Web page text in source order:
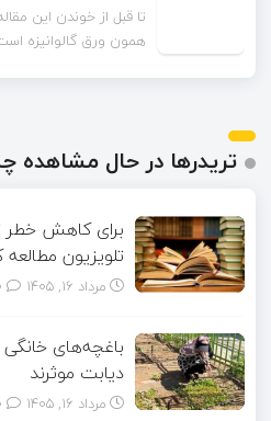
تا قبل از خوندن این
همون ورق گالوانیزه
تریدرها در حال مشاهده
برای کاهش خطر
تلویزیون مطالعه
مرداد ۱۶, ۱۴۰۵
باغچه‌های
دیابت موثرند
مرداد ۱۶, ۱۴۰۵